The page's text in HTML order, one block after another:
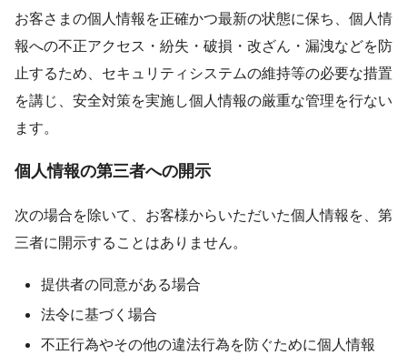
お客さまの個人情報を正確かつ最新の状態に保ち、個人情
報への不正アクセス・紛失・破損・改ざん・漏洩などを防
止するため、セキュリティシステムの維持等の必要な措置
を講じ、安全対策を実施し個人情報の厳重な管理を行ない
ます。
個人情報の第三者への開示
次の場合を除いて、お客様からいただいた個人情報を、第
三者に開示することはありません。
提供者の同意がある場合
法令に基づく場合
不正行為やその他の違法行為を防ぐために個人情報